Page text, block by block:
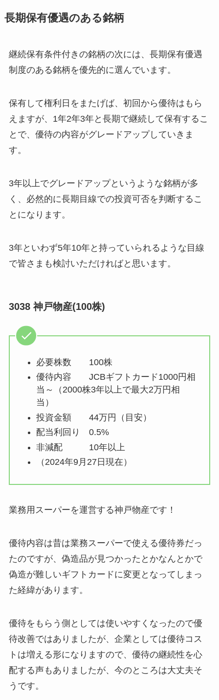
長期保有優遇のある銘柄
継続保有条件付きの銘柄の次には、長期保有優遇
制度のある銘柄を優先的に選んでいます。
保有して権利日をまたげば、初回から優待はもら
えますが、1年2年3年と長期で継続して保有するこ
とで、優待の内容がグレードアップしていきま
す。
3年以上でグレードアップというような銘柄が多
く、必然的に長期目線での投資可否を判断するこ
とになります。
3年といわず5年10年と持っていられるような目線
で皆さまも検討いただければと思います。
3038 神戸物産(100株)
必要株数 100株
優待内容 JCBギフトカード1000円相
当～（2000株3年以上で最大2万円相
当）
投資金額 44万円（目安）
配当利回り 0.5%
非減配 10年以上
（2024年9月27日現在）
業務用スーパーを運営する神戸物産です！
優待内容は昔は業務スーパーで使える優待券だっ
たのですが、偽造品が見つかったとかなんとかで
偽造が難しいギフトカードに変更となってしまっ
た経緯があります。
優待をもらう側としては使いやすくなったので優
待改善ではありましたが、企業としては優待コス
トは増える形になりますので、優待の継続性を心
配する声もありましたが、今のところは大丈夫そ
うです。